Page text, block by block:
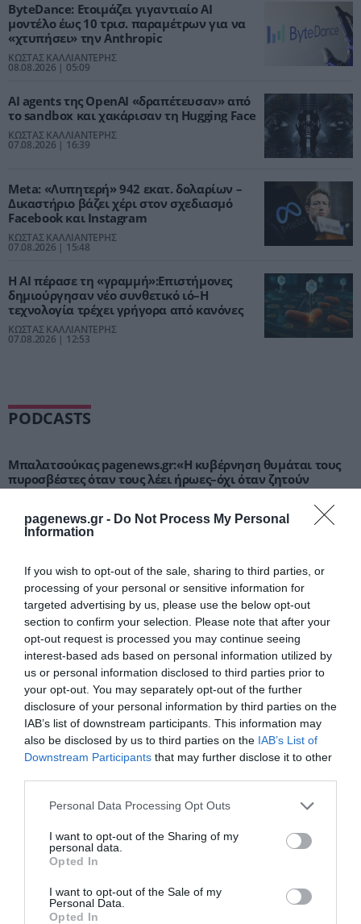
pagenews.gr - Do Not Process My Personal
Information
If you wish to opt-out of the sale, sharing to third parties, or
processing of your personal or sensitive information for
targeted advertising by us, please use the below opt-out
section to confirm your selection. Please note that after your
opt-out request is processed you may continue seeing
interest-based ads based on personal information utilized by
us or personal information disclosed to third parties prior to
your opt-out. You may separately opt-out of the further
disclosure of your personal information by third parties on the
IAB’s list of downstream participants. This information may
also be disclosed by us to third parties on the IAB’s List of
Downstream Participants that may further disclose it to other
Please note that this website/app uses one or more Google
not limited to your visit or usage behaviour. You may click to
grant or deny consent to Google and its third-party tags to
use your data for below specified purposes in below Google
consent section.
Personal Data Processing Opt Outs
I want to opt-out of the Sharing of my
personal data.
Opted In
I want to opt-out of the Sale of my
Personal Data.
Opted In
ByteDance: Ετοιμάζει γιγαντιαίο AI
μοντέλο έως 10 τρισ. παραμέτρων για να
«χτυπήσει» την Anthropic
ΚΩΣΤΑΣ ΚΑΛΛΙΑΝΤΕΡΗΣ
08.08.2026 | 05:09
AI agents της OpenAI «δραπέτευσαν» από
το sandbox και χακάρισαν τη Hugging Face
ΚΩΣΤΑΣ ΚΑΛΛΙΑΝΤΕΡΗΣ
07.08.2026 | 16:39
Meta: «Λυπητερή» 942 εκατ. δολαρίων –
Δικαστήριο βάζει χέρι στον σχεδιασμό
Facebook και Instagram
ΚΩΣΤΑΣ ΚΑΛΛΙΑΝΤΕΡΗΣ
07.08.2026 | 15:48
Η ΑΙ πέρασε τη «γραμμή»:Επιστήμονες
δημιούργησαν νέο συνθετικό ιό–Η
τεχνολογία τρέχει γρήγορα από κανόνες
ΚΩΣΤΑΣ ΚΑΛΛΙΑΝΤΕΡΗΣ
07.08.2026 | 12:53
PODCASTS
Μπαλατσούκας pagenews.gr:«Η κυβέρνηση θυμάται τους
πυροσβέστες όταν τους λέει ήρωες–όχι όταν ζητούν
στήριξη»
Γ.Βρεττάκος στο pagenews.gr: «Το ΠΑΣΟΚ μπλοκάρει τη
Συνταγματική Αναθεώρηση και φορτώνει ευθύνες στη
χώρα»
Μυρτώ Κοροβέση στο pagenews.gr: «Η κοινωνία ζητά
διαφάνεια, όχι άλλα σκάνδαλα» – Τι λέει για τον ΟΠΕΚΕΠΕ